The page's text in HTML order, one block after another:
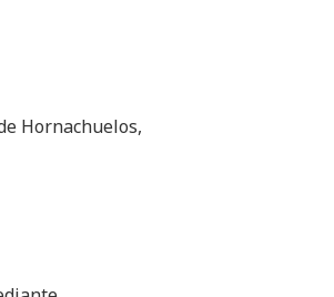
Hornachuelos,